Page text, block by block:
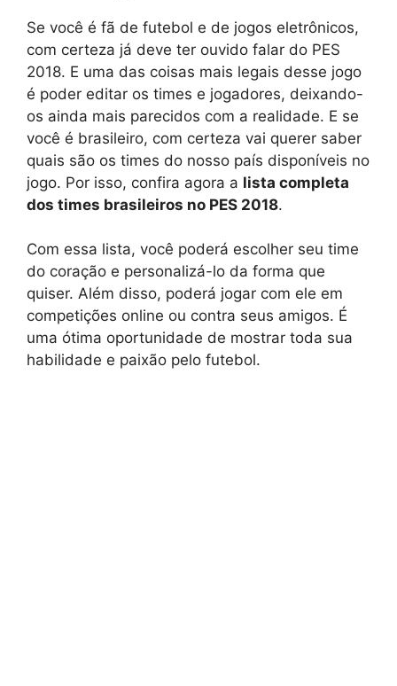
Se você é fã de futebol e de jogos eletrônicos,
com certeza já deve ter ouvido falar do PES
2018. E uma das coisas mais legais desse jogo
é poder editar os times e jogadores, deixando-
os ainda mais parecidos com a realidade. E se
você é brasileiro, com certeza vai querer saber
quais são os times do nosso país disponíveis no
jogo. Por isso, confira agora a lista completa
dos times brasileiros no PES 2018.
Com essa lista, você poderá escolher seu time
do coração e personalizá-lo da forma que
quiser. Além disso, poderá jogar com ele em
competições online ou contra seus amigos. É
uma ótima oportunidade de mostrar toda sua
habilidade e paixão pelo futebol.